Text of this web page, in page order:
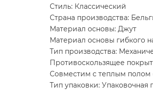
Стиль: Классический
Страна производства:
Материал основы: Джут
Материал основы гибкого
Тип производства:
Противоскользящее
Совместим с теплым полом
Тип упаковки: Упаковочная